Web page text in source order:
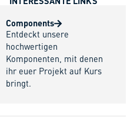
Components
Entdeckt unsere
hochwertigen
Komponenten, mit denen
ihr euer Projekt auf Kurs
bringt.